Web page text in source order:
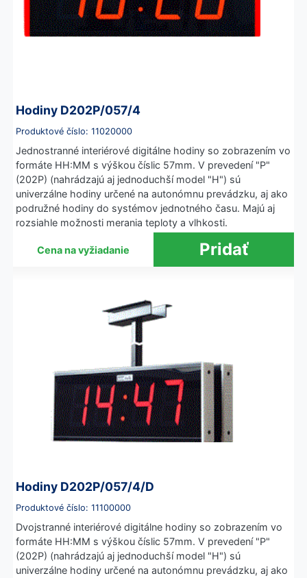
Hodiny D202P/057/4
Produktové číslo: 11020000
Jednostranné interiérové digitálne hodiny so zobrazením vo
formáte HH:MM s výškou číslic 57mm. V prevedení "P"
(202P) (nahrádzajú aj jednoduchší model "H") sú
univerzálne hodiny určené na autonómnu prevádzku, aj ako
podružné hodiny do systémov jednotného času. Majú aj
rozsiahle možnosti merania teploty a vlhkosti.
Cena na vyžiadanie
Hodiny D202P/057/4/D
Produktové číslo: 11100000
Dvojstranné interiérové digitálne hodiny so zobrazením vo
formáte HH:MM s výškou číslic 57mm. V prevedení "P"
(202P) (nahrádzajú aj jednoduchší model "H") sú
univerzálne hodiny určené na autonómnu prevádzku, aj ako